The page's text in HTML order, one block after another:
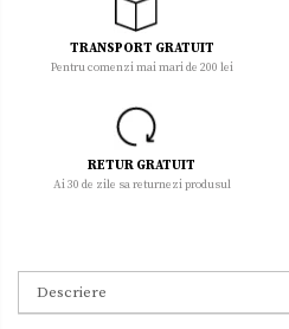
TRANSPORT GRATUIT
Pentru comenzi mai mari de 200 lei
RETUR GRATUIT
Ai 30 de zile sa returnezi produsul
Descriere